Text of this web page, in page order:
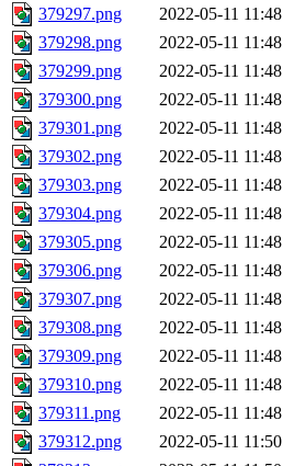
379297.png
2022-05-11 11:48
379298.png
2022-05-11 11:48
379299.png
2022-05-11 11:48
379300.png
2022-05-11 11:48
379301.png
2022-05-11 11:48
379302.png
2022-05-11 11:48
379303.png
2022-05-11 11:48
379304.png
2022-05-11 11:48
379305.png
2022-05-11 11:48
379306.png
2022-05-11 11:48
379307.png
2022-05-11 11:48
379308.png
2022-05-11 11:48
379309.png
2022-05-11 11:48
379310.png
2022-05-11 11:48
379311.png
2022-05-11 11:48
379312.png
2022-05-11 11:50